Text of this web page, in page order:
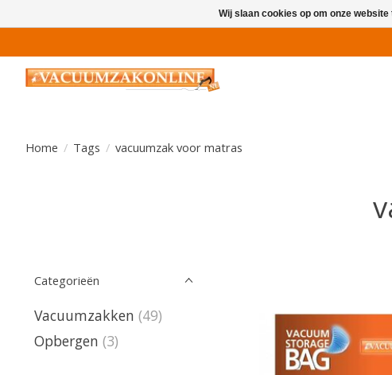
Home / Tags / vacuumzak voor matras
Categorieën
Vacuumzakken (49)
Opbergen (3)
Wij slaan cookies op om onze